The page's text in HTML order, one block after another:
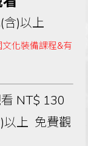
)以上
文化裝備課程&有
NT$ 130
以上 免費觀